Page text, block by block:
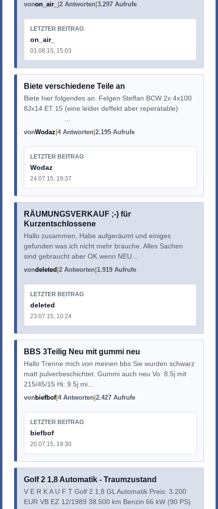
vonon_air_ 2 Antworten 3.297 Aufrufe
LETZTER BEITRAG
on_air_
01.08.15, 15:03
Biete verschiedene Teile an
Biete hier folgendes an. Felgen Steffan BCW 2x 4x100
8Jx14 ET 15 (eine leider deffekt aber reperatable)
vonWodaz 4 Antworten 2.195 Aufrufe
LETZTER BEITRAG
Wodaz
24.07.15, 19:37
RÄUMUNGSVERKAUF ;-) für
Kurzentschlossene
Hallo zusammen, Habe aufgeräumt und einiges
gefunden was ich nicht mehr brauche. Alles Sachen
sind gebraucht aber OK wenn NEU...
vondeleted 2 Antworten 1.919 Aufrufe
LETZTER BEITRAG
deleted
23.07.15, 10:24
BBS 3Teilig Neu mit gummi neu
Hallo Trenne mich von meinen bbs Sie wurden schwarz
matt pulverbeschichtet. Gummi auch neu Vo: 8.5j mit
215/45/15 Hi: 9.5j mi...
vonbiefbof 4 Antworten 2.427 Aufrufe
LETZTER BEITRAG
biefbof
20.07.15, 19:30
Golf 2 1,8 Automatik - Traumzustand
V E R K A U F T Golf 2 1,8 GL Automatik Preis: 3.200
EUR VB EZ 12/1989 38.500 km Benzin 66 kW (90 PS)